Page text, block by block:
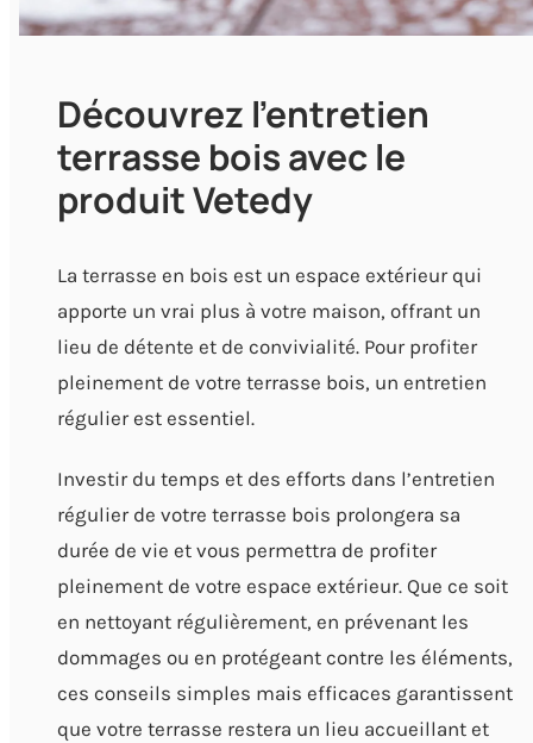
Découvrez l'entretien
terrasse bois avec le
produit Vetedy
La terrasse en bois est un espace extérieur qui
apporte un vrai plus à votre maison, offrant un
lieu de détente et de convivialité. Pour profiter
pleinement de votre terrasse bois, un entretien
régulier est essentiel.
Investir du temps et des efforts dans l’entretien
régulier de votre terrasse bois prolongera sa
durée de vie et vous permettra de profiter
pleinement de votre espace extérieur. Que ce soit
en nettoyant régulièrement, en prévenant les
dommages ou en protégeant contre les éléments,
ces conseils simples mais efficaces garantissent
que votre terrasse restera un lieu accueillant et